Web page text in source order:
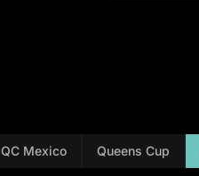
QC Mexico Queens Cup